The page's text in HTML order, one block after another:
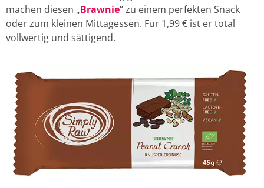
machen diesen „Brawnie“ zu einem perfekten Snack
oder zum kleinen Mittagessen. Für 1,99 € ist er total
vollwertig und sättigend.